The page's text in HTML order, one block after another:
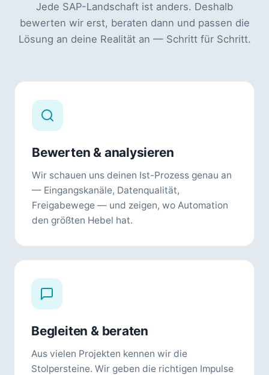
Jede SAP-Landschaft ist anders. Deshalb
bewerten wir erst, beraten dann und passen die
Lösung an deine Realität an — Schritt für Schritt.
Bewerten & analysieren
Wir schauen uns deinen Ist-Prozess genau an
— Eingangskanäle, Datenqualität,
Freigabewege — und zeigen, wo Automation
den größten Hebel hat.
Begleiten & beraten
Aus vielen Projekten kennen wir die
Stolpersteine. Wir geben die richtigen Impulse